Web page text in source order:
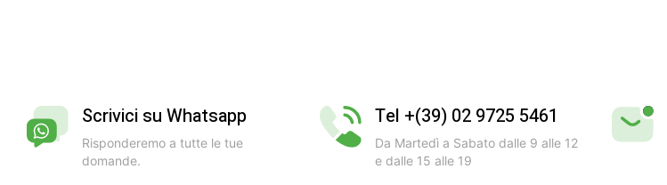
Scrivici su Whatsapp
Risponderemo a tutte le tue
domande.
Tel +(39) 02 9725 5461
Da Martedì a Sabato dalle 9 alle 12
e dalle 15 alle 19